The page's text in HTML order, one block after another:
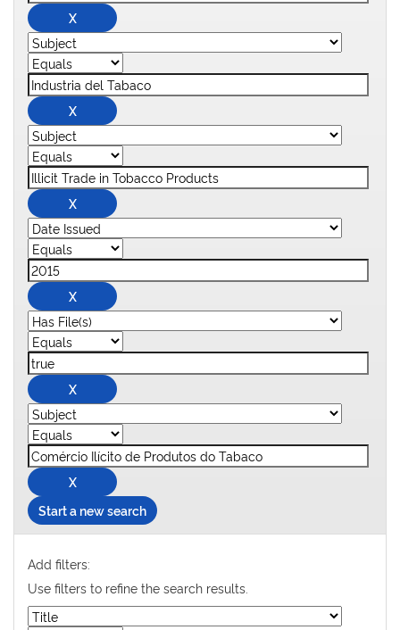
Start a new search
Add filters:
Use filters to refine the search results.